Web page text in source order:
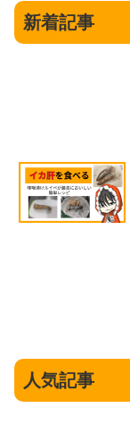
新着記事
人気記事